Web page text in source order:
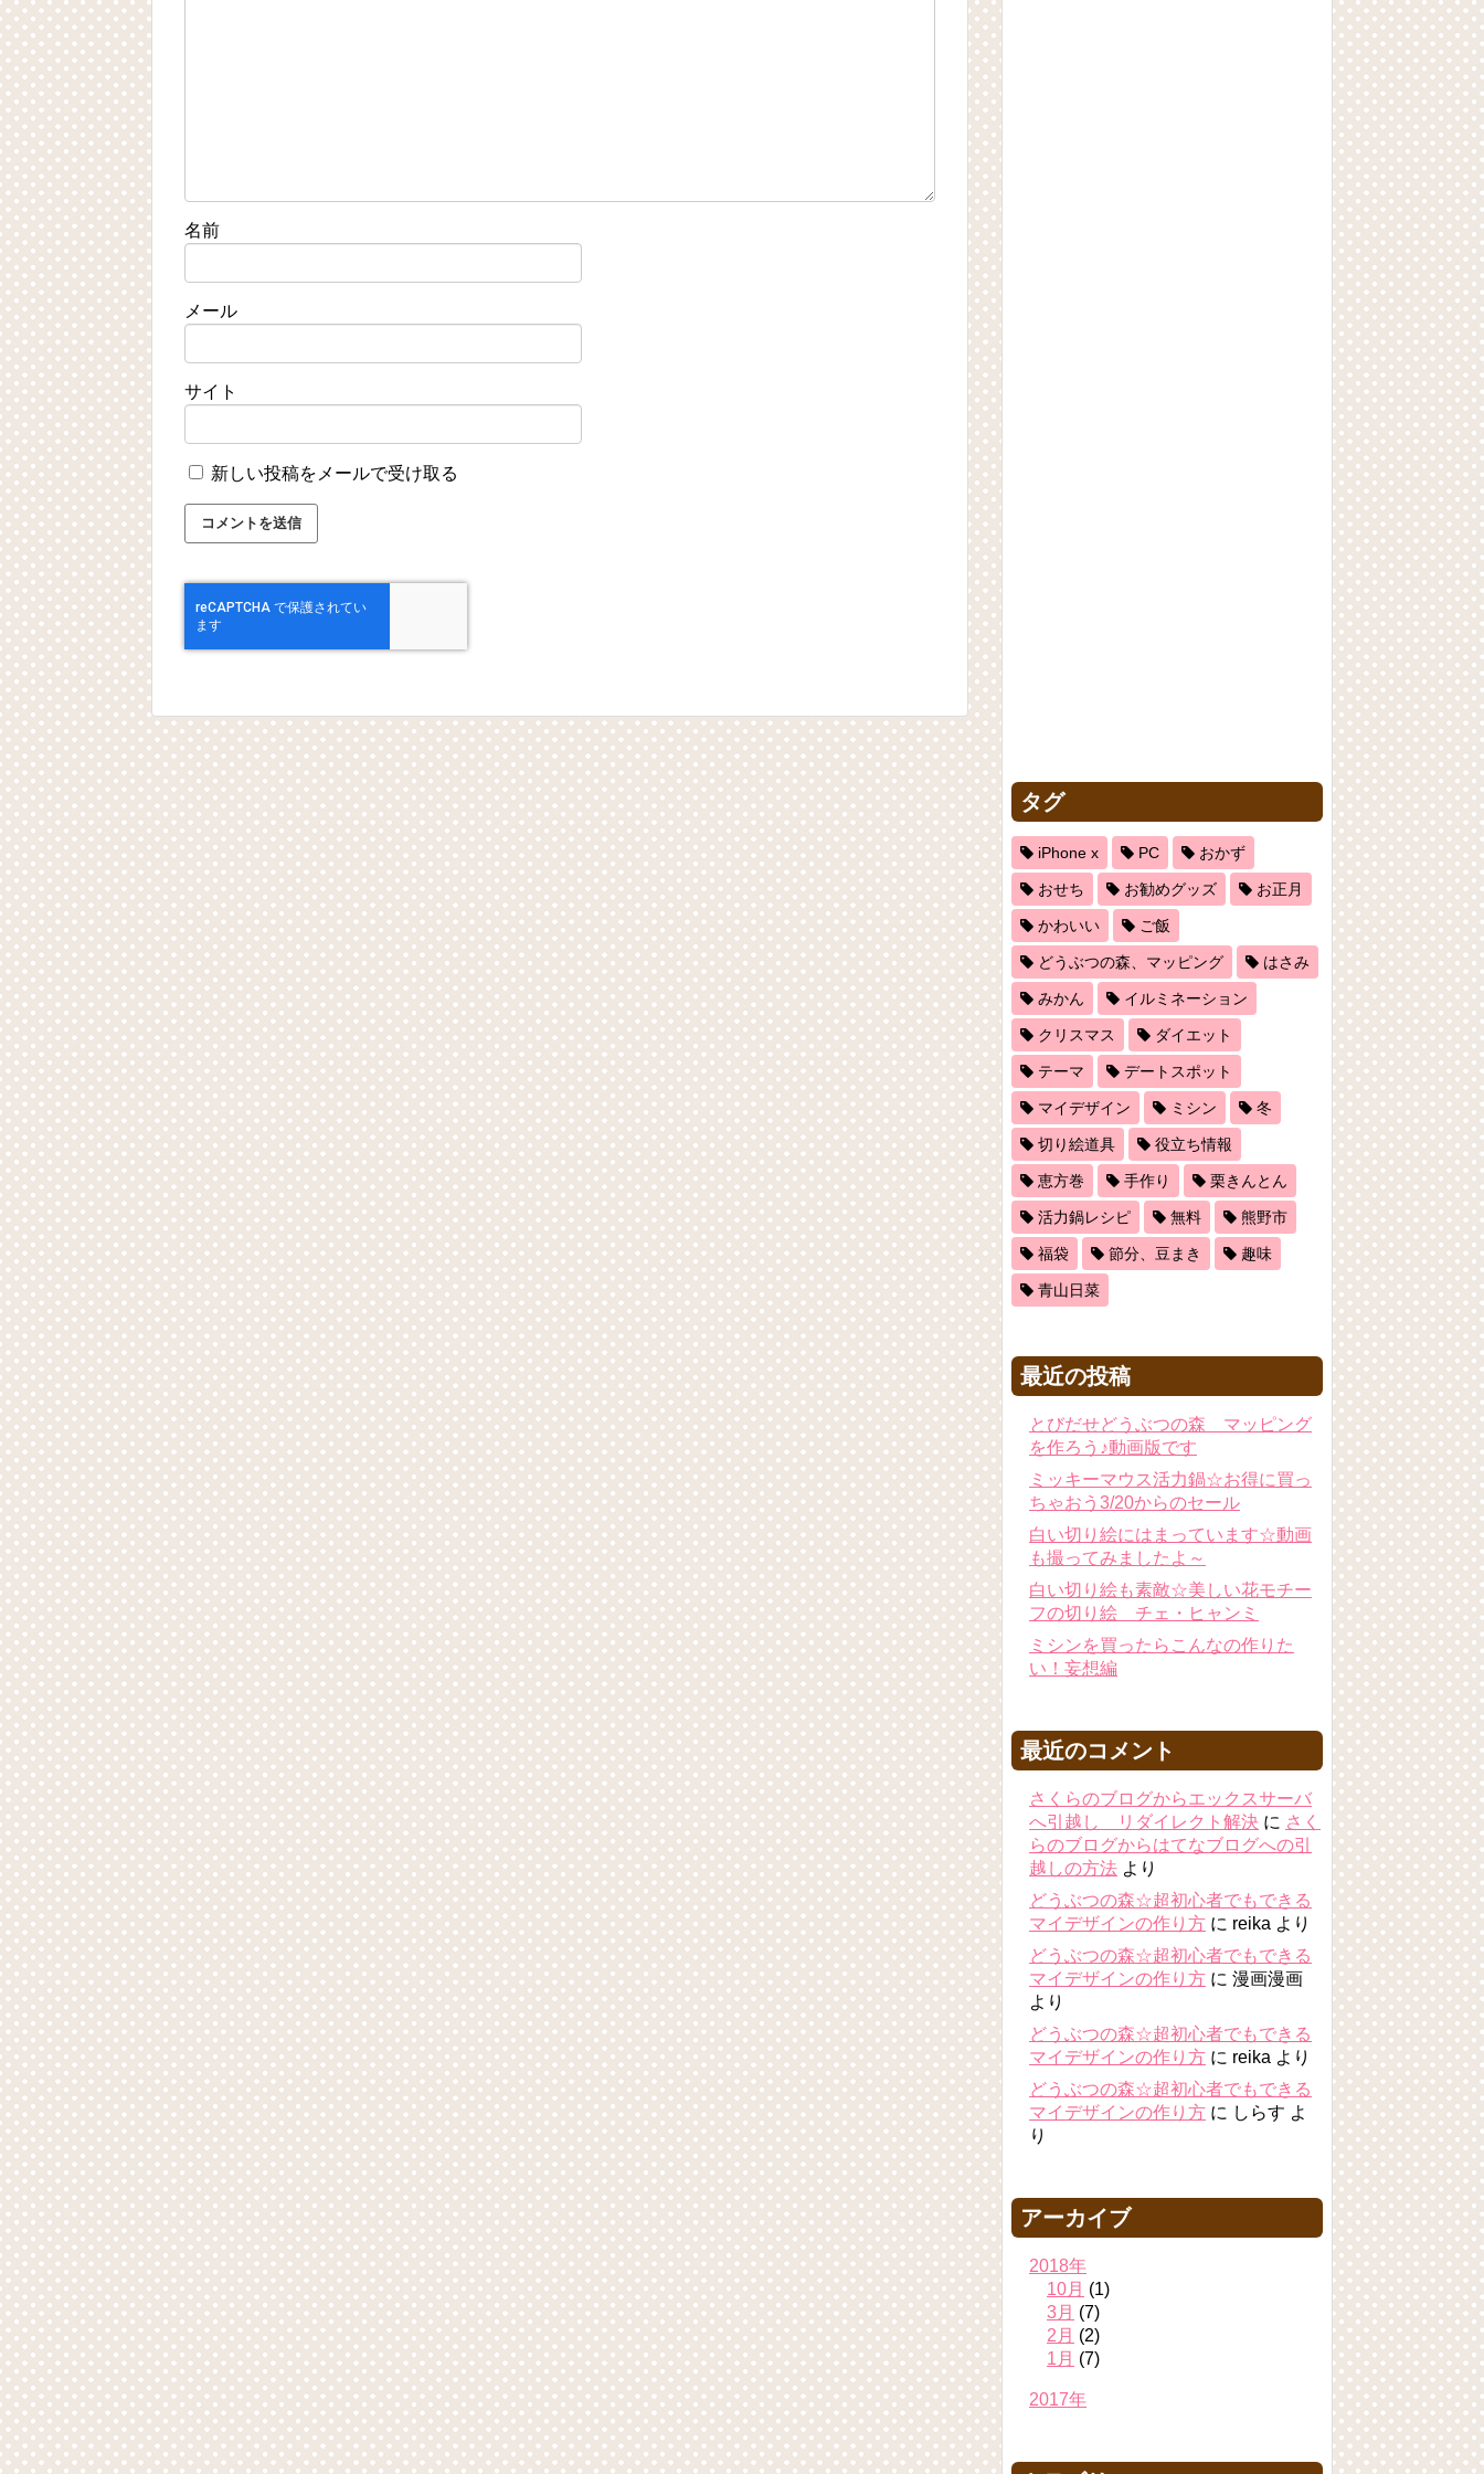
名前
メール
サイト
新しい投稿をメールで受け取る
タグ
iPhone x PC おかず
おせち お勧めグッズ お正月
かわいい ご飯
どうぶつの森、マッピング はさみ
みかん イルミネーション
クリスマス ダイエット
テーマ デートスポット
マイデザイン ミシン 冬
切り絵道具 役立ち情報
恵方巻 手作り 栗きんとん
活力鍋レシピ 無料 熊野市
福袋 節分、豆まき 趣味
青山日菜
最近の投稿
とびだせどうぶつの森 マッピング
を作ろう♪動画版です
ミッキーマウス活力鍋☆お得に買っ
ちゃおう3/20からのセール
白い切り絵にはまっています☆動画
も撮ってみましたよ～
白い切り絵も素敵☆美しい花モチー
フの切り絵 チェ・ヒャンミ
ミシンを買ったらこんなの作りた
い！妄想編
最近のコメント
さくらのブログからエックスサーバ
へ引越し リダイレクト解決 に さく
らのブログからはてなブログへの引
越しの方法 より
どうぶつの森☆超初心者でもできる
マイデザインの作り方 に reika より
どうぶつの森☆超初心者でもできる
マイデザインの作り方 に 漫画漫画
より
どうぶつの森☆超初心者でもできる
マイデザインの作り方 に reika より
どうぶつの森☆超初心者でもできる
マイデザインの作り方 に しらす よ
り
アーカイブ
2018年
10月 (1)
3月 (7)
2月 (2)
1月 (7)
2017年